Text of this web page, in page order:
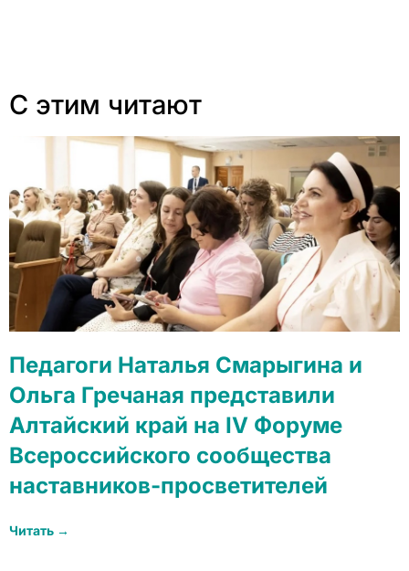
С этим читают
Педагоги Наталья Смарыгина и
Ольга Гречаная представили
Алтайский край на IV Форуме
Всероссийского сообщества
наставников-просветителей
Читать →